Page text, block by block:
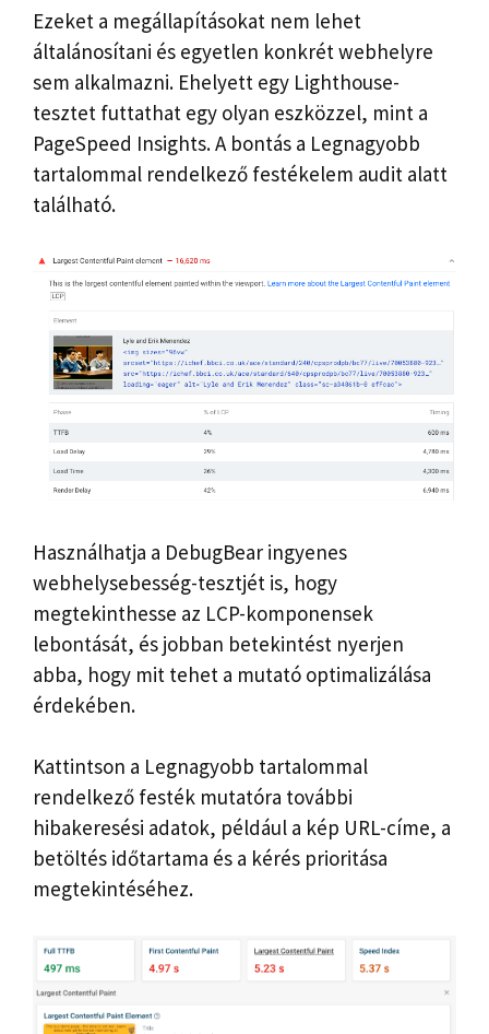
Ezeket a megállapításokat nem lehet
általánosítani és egyetlen konkrét webhelyre
sem alkalmazni. Ehelyett egy Lighthouse-
tesztet futtathat egy olyan eszközzel, mint a
PageSpeed ​​Insights. A bontás a Legnagyobb
tartalommal rendelkező festékelem audit alatt
található.
Használhatja a DebugBear ingyenes
webhelysebesség-tesztjét is, hogy
megtekinthesse az LCP-komponensek
lebontását, és jobban betekintést nyerjen
abba, hogy mit tehet a mutató optimalizálása
érdekében.
Kattintson a Legnagyobb tartalommal
rendelkező festék mutatóra további
hibakeresési adatok, például a kép URL-címe, a
betöltés időtartama és a kérés prioritása
megtekintéséhez.